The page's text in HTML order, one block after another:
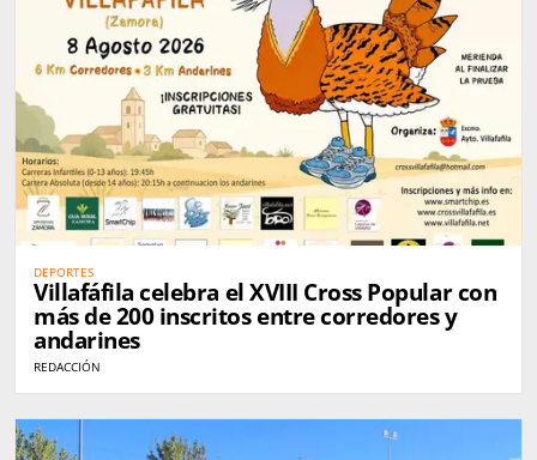
DEPORTES
Villafáfila celebra el XVIII Cross Popular con
más de 200 inscritos entre corredores y
andarines
REDACCIÓN